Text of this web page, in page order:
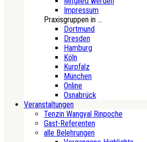
Impressum
Praxisgruppen in ...
Dortmund
Dresden
Hamburg
Köln
Kurpfalz
München
Online
Osnabrück
Veranstaltungen
Tenzin Wangyal Rinpoche
Gast-Referenten
alle Belehrungen